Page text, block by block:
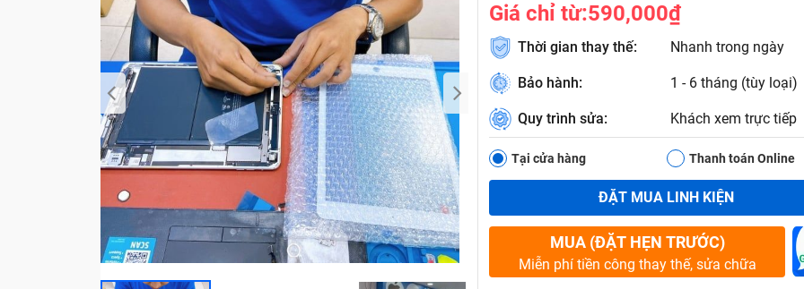
Bảo Hành One
Giá chỉ từ:590,000₫
Thời gian thay thế: Nhanh trong ngày
Bảo hành: 1 - 6 tháng (tùy loại)
Quy trình sửa: Khách xem trực tiếp
Tại cửa hàng Thanh toán Online
ĐẶT MUA LINH KIỆN
MUA (ĐẶT HẸN TRƯỚC)
Miễn phí tiền công thay thế, sửa chữa